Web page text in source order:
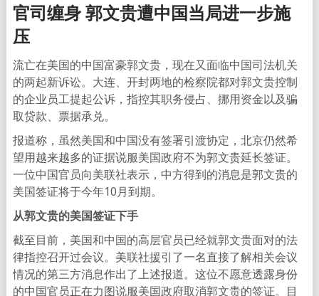
官司缠身 郭文贵遭中国当局进一步施
压
流亡在美国的中国富豪郭文贵，现在又面临中国司法机关
的两起新诉讼。大连、开封两地的检察院都对郭文贵控制
的企业员工提起公诉，指控其职务侵占、挪用资金以及骗
取贷款、票据承兑。
报道称，虽然美国和中国没有签署引渡协定，北京仍然希
望用越来越多的证据说服美国政府不为郭文贵延长签证。
一位中国官员向美联社表示，中方得到的消息是郭文贵的
美国签证将于今年10月到期。
从郭文贵的美国签证下手
截至目前，美国和中国的高层官员已经就郭文贵面对的法
律指控召开过会议。美联社援引了一名直接了解相关会议
情况的第三方消息作出了上述报道。这位不愿意透露身份
的中国官员正在力图说服美国政府取消郭文贵的签证。目